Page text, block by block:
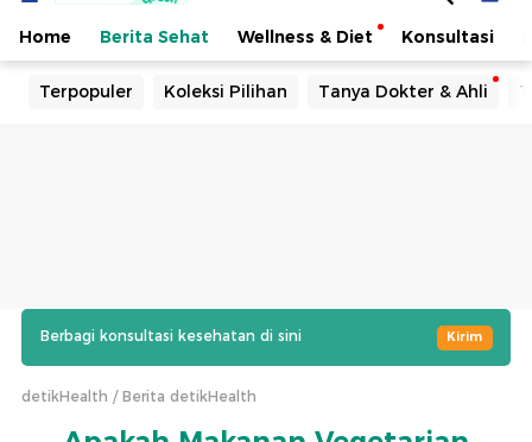
Home Berita Sehat Wellness & Diet Konsultasi
Terpopuler Koleksi Pilihan Tanya Dokter & Ahli
Berbagi konsultasi kesehatan di sini Kirim
detikHealth Berita detikHealth